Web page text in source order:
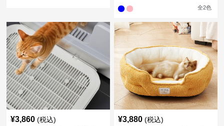
全2色
¥3,860 (税込) ¥3,880 (税込)